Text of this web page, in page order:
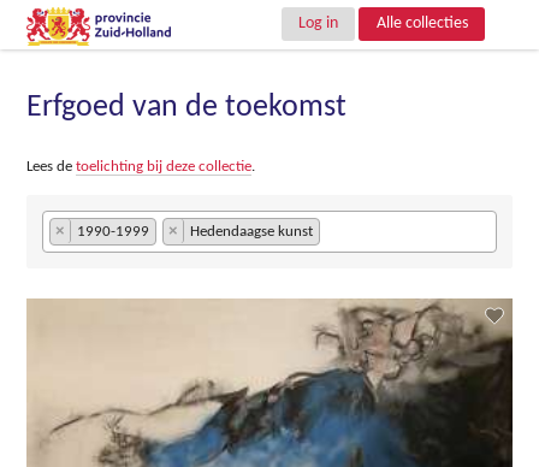
Log in Alle collecties
Erfgoed van de toekomst
Lees detoelichting bij deze collectie.
× 1990-1999 × Hedendaagse kunst